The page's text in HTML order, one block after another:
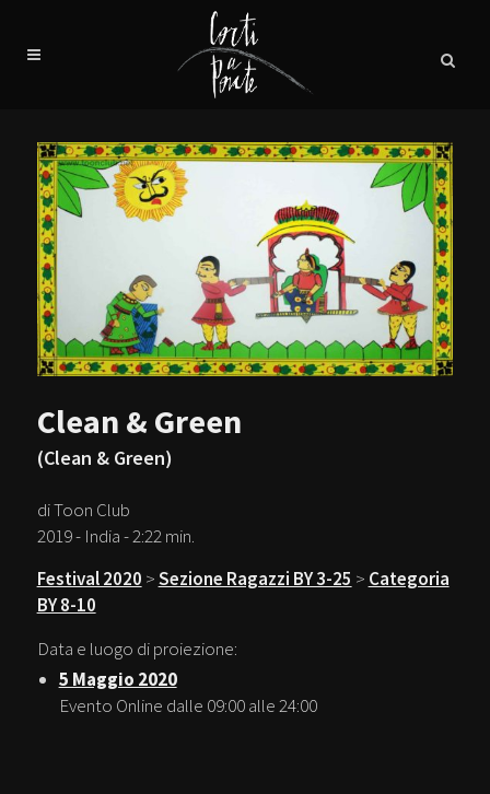
Clean & Green
(Clean & Green)
di Toon Club
2019 - India - 2:22 min.
Festival 2020 >Sezione Ragazzi BY 3-25 > Categoria
BY 8-10
Data e luogo di proiezione:
5 Maggio 2020
Evento Online dalle 09:00 alle 24:00